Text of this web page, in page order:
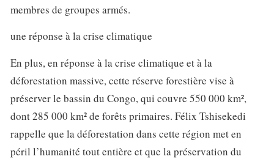
membres de groupes armés.
une réponse à la crise climatique
En plus, en réponse à la crise climatique et à la
déforestation massive, cette réserve forestière vise à
préserver le bassin du Congo, qui couvre 550 000 km²,
dont 285 000 km² de forêts primaires. Félix Tshisekedi
rappelle que la déforestation dans cette région met en
péril l’humanité tout entière et que la préservation du